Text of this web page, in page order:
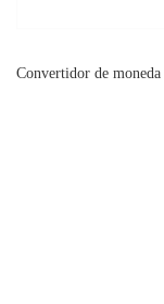
Convertidor de moneda